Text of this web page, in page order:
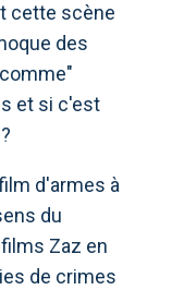
cette scène
des
et si c'est
d'armes à
du
Zaz en
de crimes